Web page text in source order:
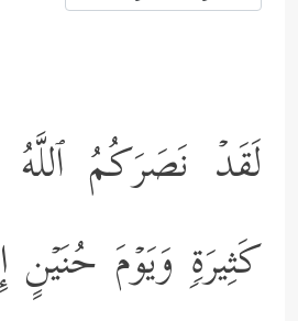
لَقَدۡ نَصَرَكُمُ
كَثِیرَةࣲ وَیَوۡمَ